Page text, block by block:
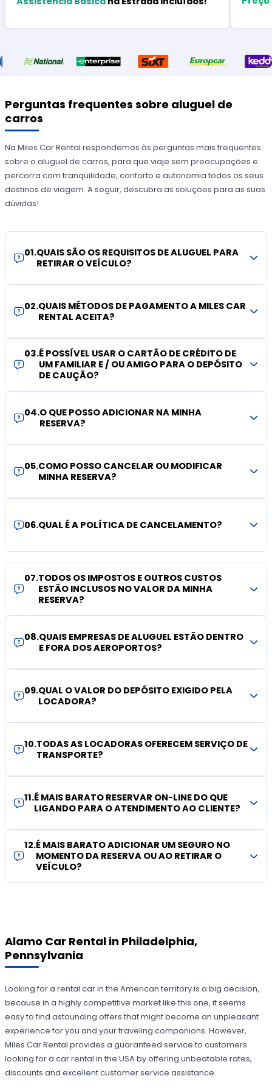
Perguntas frequentes sobre aluguel de
carros
Na Miles Car Rental respondemos às perguntas mais frequentes
sobre o aluguel de carros, para que viaje sem preocupações e
percorra com tranquilidade, conforto e autonomia todos os seus
destinos de viagem. A seguir, descubra as soluções para as suas
dúvidas!
01.QUAIS SÃO OS REQUISITOS DE ALUGUEL PARA
RETIRAR O VEÍCULO?
02.QUAIS MÉTODOS DE PAGAMENTO A MILES CAR
RENTAL ACEITA?
03.É POSSÍVEL USAR O CARTÃO DE CRÉDITO DE
UM FAMILIAR E / OU AMIGO PARA O DEPÓSITO
DE CAUÇÃO?
04.O QUE POSSO ADICIONAR NA MINHA
RESERVA?
05.COMO POSSO CANCELAR OU MODIFICAR
MINHA RESERVA?
06.QUAL É A POLÍTICA DE CANCELAMENTO?
07.TODOS OS IMPOSTOS E OUTROS CUSTOS
ESTÃO INCLUSOS NO VALOR DA MINHA
RESERVA?
08.QUAIS EMPRESAS DE ALUGUEL ESTÃO DENTRO
E FORA DOS AEROPORTOS?
09.QUAL O VALOR DO DEPÓSITO EXIGIDO PELA
LOCADORA?
10.TODAS AS LOCADORAS OFERECEM SERVIÇO DE
TRANSPORTE?
11.É MAIS BARATO RESERVAR ON-LINE DO QUE
LIGANDO PARA O ATENDIMENTO AO CLIENTE?
12.É MAIS BARATO ADICIONAR UM SEGURO NO
MOMENTO DA RESERVA OU AO RETIRAR O
VEÍCULO?
Alamo Car Rental in Philadelphia,
Pennsylvania
Looking for a rental car in the American territory is a big decision,
because in a highly competitive market like this one, it seems
easy to find astounding offers that might become an unpleasant
experience for you and your traveling companions. However,
Miles Car Rental provides a guaranteed service to customers
looking for a car rental in the USA by offering unbeatable rates,
discounts and excellent customer service assistance.